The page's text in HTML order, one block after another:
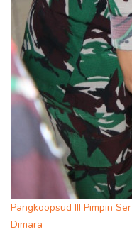
Pangkoopsud III Pimpin
Dimara